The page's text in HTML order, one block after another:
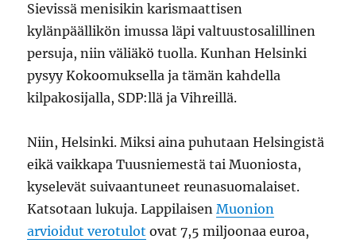
Sievissä menisikin karismaattisen
kylänpäällikön imussa läpi valtuustosalillinen
persuja, niin väliäkö tuolla. Kunhan Helsinki
pysyy Kokoomuksella ja tämän kahdella
kilpakosijalla, SDP:llä ja Vihreillä.
Niin, Helsinki. Miksi aina puhutaan Helsingistä
eikä vaikkapa Tuusniemestä tai Muoniosta,
kyselevät suivaantuneet reunasuomalaiset.
Katsotaan lukuja. LappilaisenMuonion
arvioidut verotulot ovat 7,5 miljoonaa euroa,